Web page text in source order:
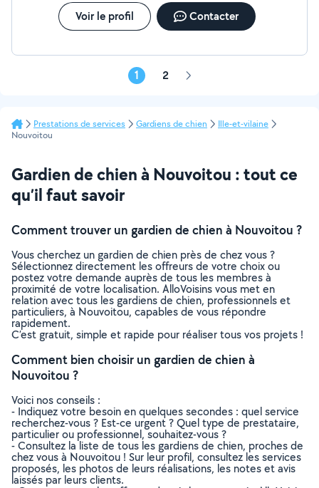
Voir le profil Contacter
1 2 Page
Prestations de services Gardiens de chien
Ille-et-vilaine
Nouvoitou
Gardien de chien à Nouvoitou : tout ce
qu’il faut savoir
Comment trouver un gardien de chien à Nouvoitou ?
Vous cherchez un gardien de chien près de chez vous ?
Sélectionnez directement les offreurs de votre choix ou
postez votre demande auprès de tous les membres à
proximité de votre localisation. AlloVoisins vous met en
relation avec tous les gardiens de chien, professionnels et
particuliers, à Nouvoitou, capables de vous répondre
rapidement.
C’est gratuit, simple et rapide pour réaliser tous vos projets !
Comment bien choisir un gardien de chien à
Nouvoitou ?
Voici nos conseils :
- Indiquez votre besoin en quelques secondes : quel service
recherchez-vous ? Est-ce urgent ? Quel type de prestataire,
particulier ou professionnel, souhaitez-vous ?
- Consultez la liste de tous les gardiens de chien, proches de
chez vous à Nouvoitou ! Sur leur profil, consultez les services
proposés, les photos de leurs réalisations, les notes et avis
laissés par leurs clients.